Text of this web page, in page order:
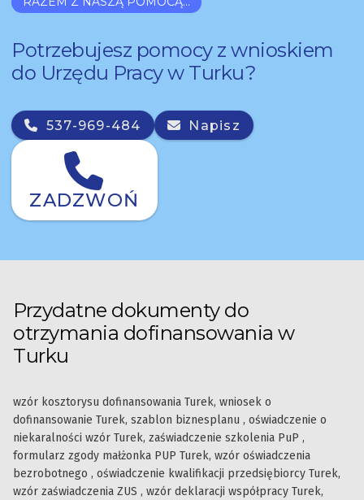
Potrzebujesz pomocy z wnioskiem
do Urzędu Pracy w Turku?
537-969-484 Napisz
ZADZWOŃ
Przydatne dokumenty do
otrzymania dofinansowania w
Turku
wzór kosztorysu dofinansowania Turek, wniosek o
dofinansowanie Turek, szablon biznesplanu , oświadczenie o
niekaralności wzór Turek, zaświadczenie szkolenia PuP ,
formularz zgody małżonka PUP Turek, wzór oświadczenia
bezrobotnego , oświadczenie kwalifikacji przedsiębiorcy Turek,
wzór zaświadczenia ZUS , wzór deklaracji współpracy Turek,